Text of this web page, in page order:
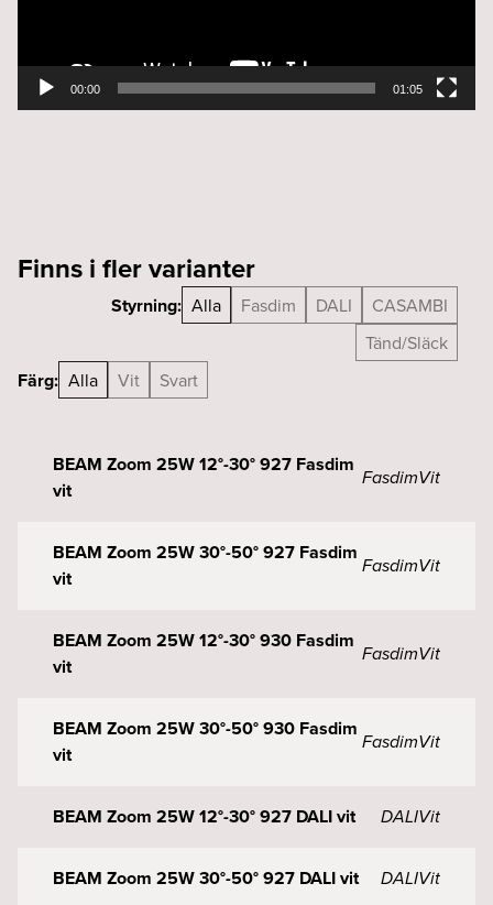
00:00 01:05
Finns i fler varianter
Styrning: Alla Fasdim DALI
CASAMBI
Tänd/Släck
Färg: Alla Vit Svart
BEAM Zoom 25W 12°-30° 927 Fasdim
vit
FasdimVit
BEAM Zoom 25W 30°-50° 927 Fasdim
vit
FasdimVit
BEAM Zoom 25W 12°-30° 930 Fasdim
vit
FasdimVit
BEAM Zoom 25W 30°-50° 930 Fasdim
vit
FasdimVit
BEAM Zoom 25W 12°-30° 927 DALI vit DALIVit
BEAM Zoom 25W 30°-50° 927 DALI vit DALIVit